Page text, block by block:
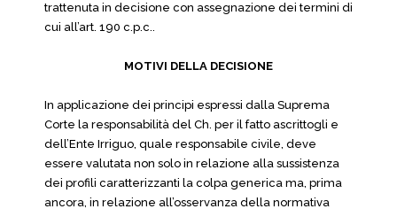
trattenuta in decisione con assegnazione dei termini di
cui all’art. 190 c.p.c..
MOTIVI DELLA DECISIONE
In applicazione dei principi espressi dalla Suprema
Corte la responsabilità del Ch. per il fatto ascrittogli e
dell’Ente Irriguo, quale responsabile civile, deve
essere valutata non solo in relazione alla sussistenza
dei profili caratterizzanti la colpa generica ma, prima
ancora, in relazione all’osservanza della normativa